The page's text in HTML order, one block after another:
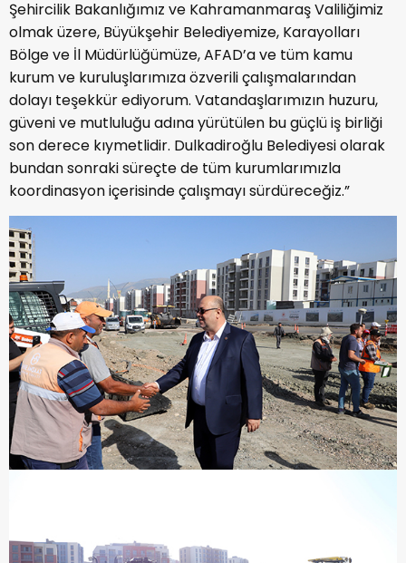
Şehircilik Bakanlığımız ve Kahramanmaraş Valiliğimiz
olmak üzere, Büyükşehir Belediyemize, Karayolları
Bölge ve İl Müdürlüğümüze, AFAD’a ve tüm kamu
kurum ve kuruluşlarımıza özverili çalışmalarından
dolayı teşekkür ediyorum. Vatandaşlarımızın huzuru,
güveni ve mutluluğu adına yürütülen bu güçlü iş birliği
son derece kıymetlidir. Dulkadiroğlu Belediyesi olarak
bundan sonraki süreçte de tüm kurumlarımızla
koordinasyon içerisinde çalışmayı sürdüreceğiz.”